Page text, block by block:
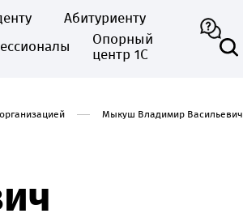
Абитуриенту
Опорный
центр 1С
Мыкуш Владимир Васильевич